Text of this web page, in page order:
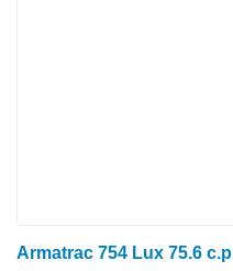
Armatrac 754 Lux 75.6 c.p